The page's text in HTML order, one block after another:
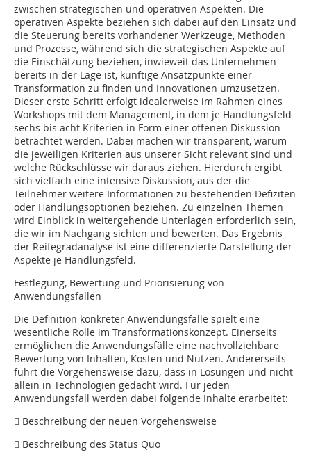
zwischen strategischen und operativen Aspekten. Die
operativen ­Aspekte beziehen sich dabei auf den Einsatz und
die Steuerung bereits vorhandener Werkzeuge, Methoden
und Prozesse, während sich die strategischen Aspekte auf
die Einschätzung beziehen, inwieweit das Unternehmen
bereits in der Lage ist, künftige Ansatzpunkte einer
Transformation zu finden und Innovationen umzusetzen.
Dieser erste Schritt erfolgt idealerweise im Rahmen eines
Workshops mit dem Management, in dem je Handlungsfeld
sechs bis acht Kriterien in Form einer offenen Diskussion
betrachtet werden. Dabei machen wir transparent, warum
die jeweiligen Kriterien aus unserer Sicht relevant sind und
welche Rückschlüsse wir daraus ziehen. Hierdurch ergibt
sich vielfach eine intensive Diskussion, aus der die
Teilnehmer weitere Informationen zu bestehenden Defiziten
oder Handlungsoptionen beziehen. Zu einzelnen Themen
wird Einblick in weitergehende Unterlagen erforderlich sein,
die wir im Nachgang sichten und bewerten. Das Ergebnis
der Reifegradanalyse ist eine differenzierte Darstellung der
­Aspekte je Handlungsfeld.
Festlegung, Bewertung und Priorisierung von
Anwendungsfällen
Die Definition konkreter Anwendungsfälle spielt eine
wesentliche Rolle im Transformationskonzept. Einerseits
ermöglichen die Anwendungsfälle eine nachvollziehbare
Bewertung von Inhalten, Kosten und Nutzen. Andererseits
führt die Vorgehensweise dazu, dass in Lösungen und nicht
allein in Technologien gedacht wird. Für jeden
Anwendungsfall werden dabei folgende Inhalte erarbeitet:
 Beschreibung der neuen Vorgehensweise
 Beschreibung des Status Quo